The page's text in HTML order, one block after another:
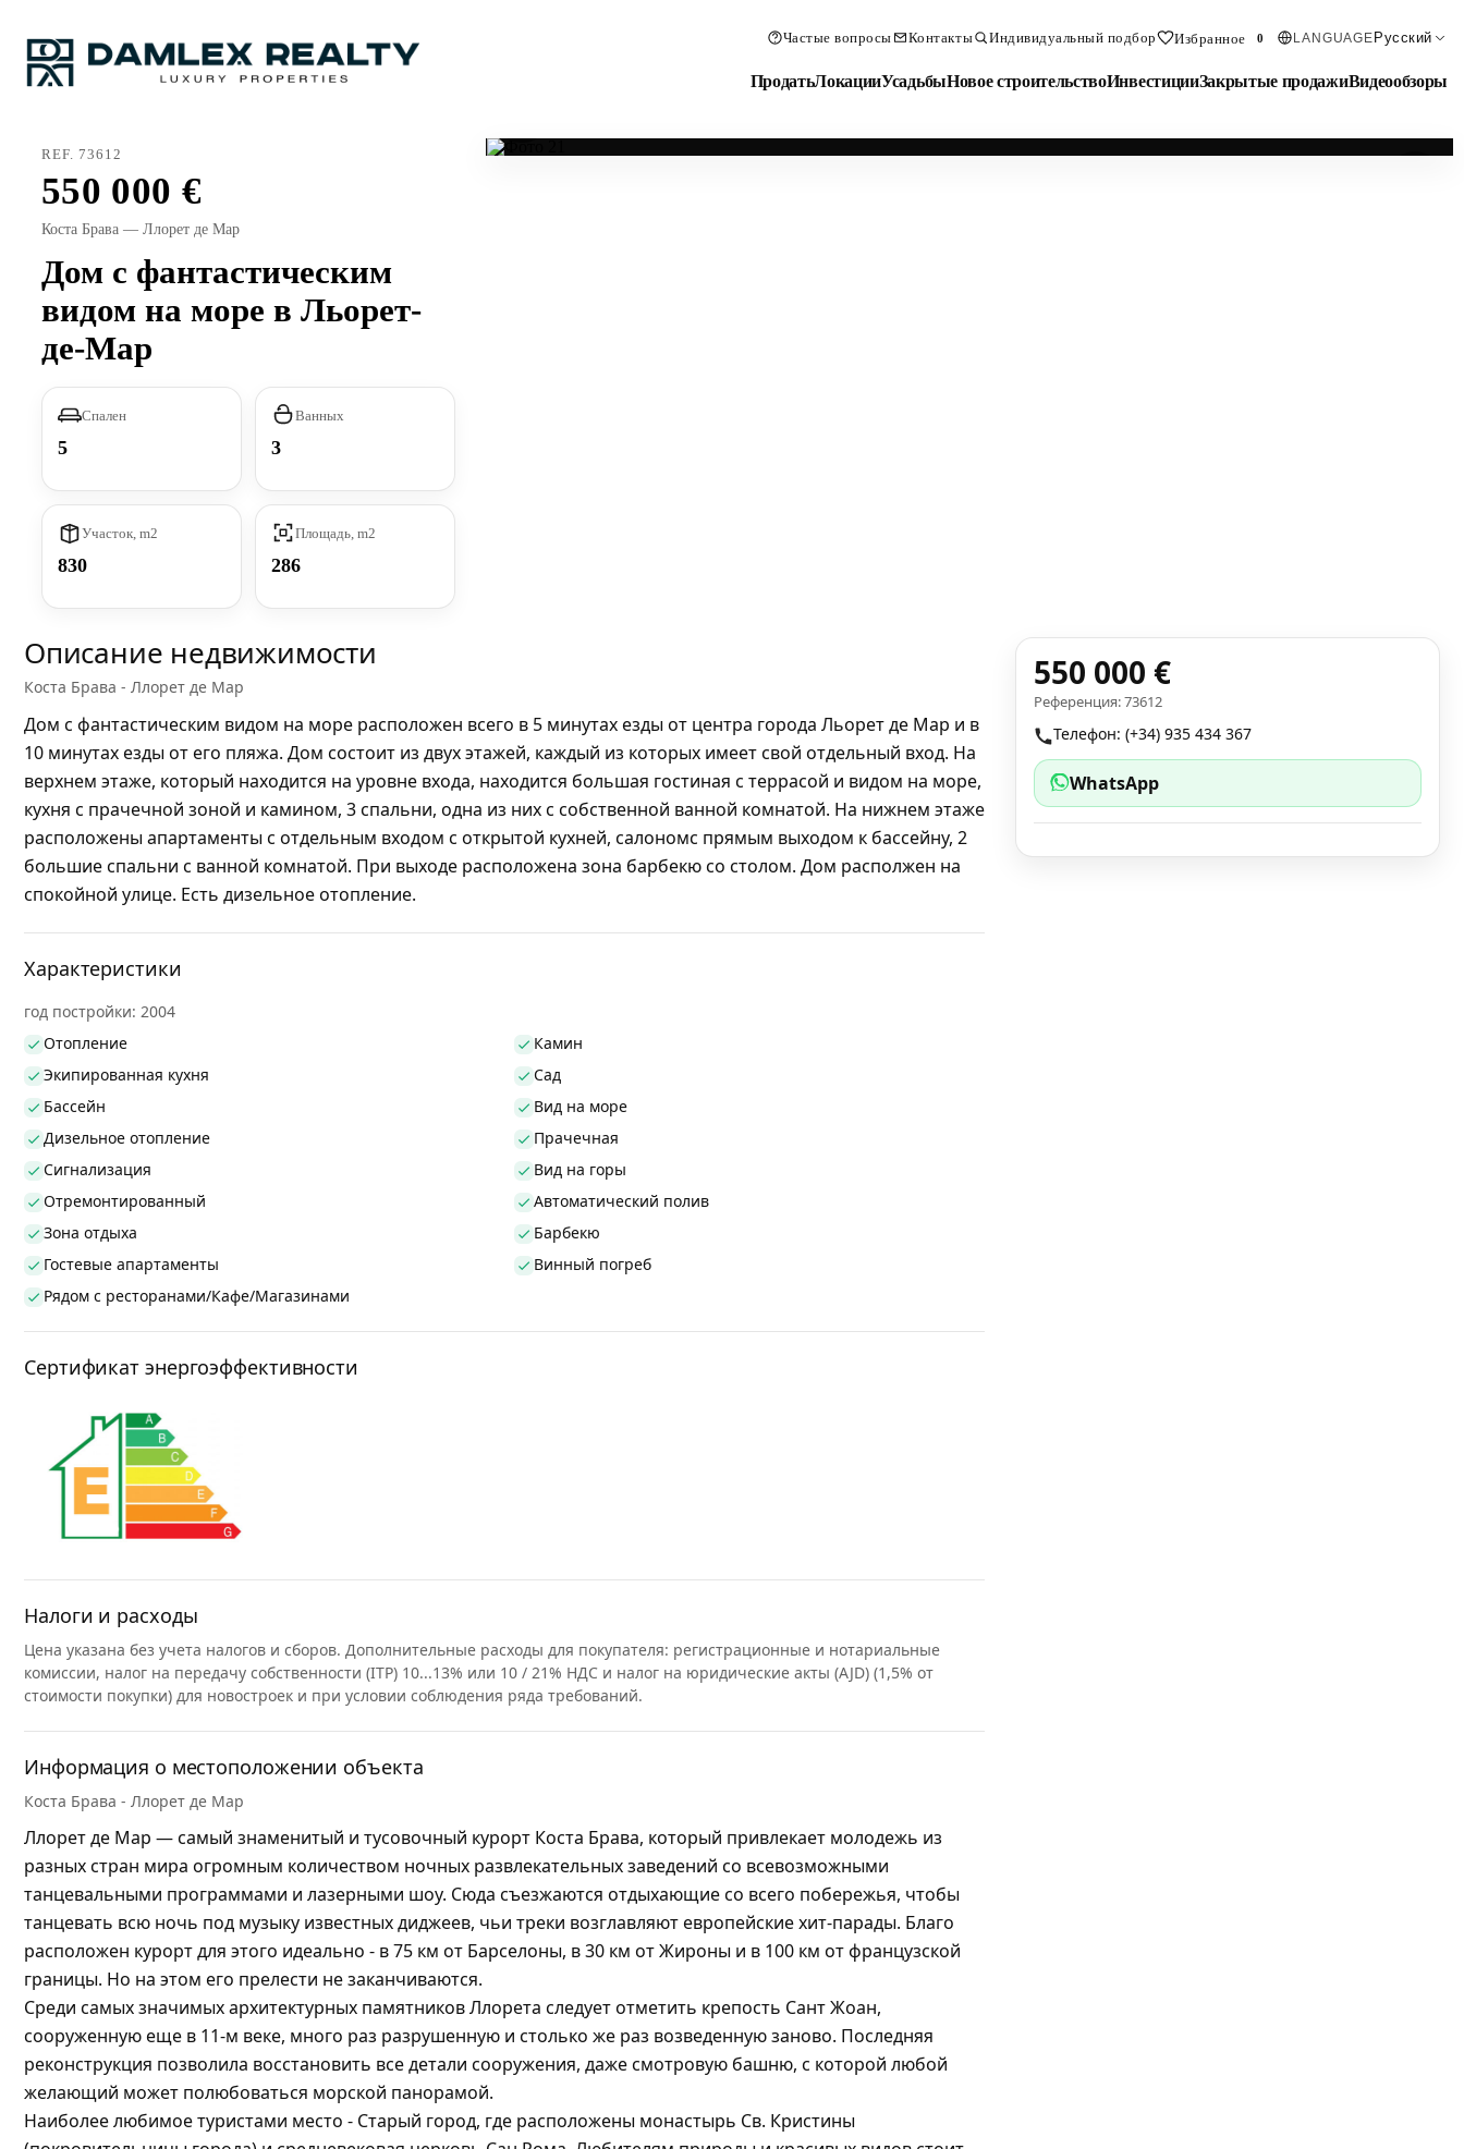
Частые вопросы Контакты Индивидуальный подбор Избранное 0 LANGUAGE Русский
ПродатьЛокацииУсадьбыНовое строительствоИнвестицииЗакрытые продажиВидеообзоры
REF. 73612
550 000
Коста Брава — Ллорет де Мар
Дом с фантастическим
видом на море в Льорет-
де-Мар
Спален
5
Ванных
3
Участок, m2
830
Площадь, m2
286
Описание недвижимости
Коста Брава - Ллорет де Мар
Дом с фантастическим видом на море расположен всего в 5 минутах езды от центра города Льорет де Мар и в
10 минутах езды от его пляжа. Дом состоит из двух этажей, каждый из которых имеет свой отдельный вход. На
верхнем этаже, который находится на уровне входа, находится большая гостиная с террасой и видом на море,
кухня с прачечной зоной и камином, 3 спальни, одна из них с собственной ванной комнатой. На нижнем этаже
расположены апартаменты с отдельным входом с открытой кухней, салономс прямым выходом к бассейну, 2
большие спальни с ванной комнатой. При выходе расположена зона барбекю со столом. Дом располжен на
спокойной улице. Есть дизельное отопление.
Характеристики
год постройки: 2004
Отопление
Камин
Экипированная кухня
Сад
Бассейн
Вид на море
Дизельное отопление
Прачечная
Сигнализация
Вид на горы
Отремонтированный
Автоматический полив
Зона отдыха
Барбекю
Гостевые апартаменты
Винный погреб
Рядом с ресторанами/Кафе/Магазинами
Сертификат энергоэффективности
Налоги и расходы
Цена указана без учета налогов и сборов. Дополнительные расходы для покупателя: регистрационные и нотариальные
комиссии, налог на передачу собственности (ITP) 10...13% или 10 / 21% НДС и налог на юридические акты (AJD) (1,5% от
стоимости покупки) для новостроек и при условии соблюдения ряда требований.
Информация о местоположении объекта
Коста Брава - Ллорет де Мар
Ллорет де Мар — самый знаменитый и тусовочный курорт Коста Брава, который привлекает молодежь из
разных стран мира огромным количеством ночных развлекательных заведений со всевозможными
танцевальными программами и лазерными шоу. Сюда съезжаются отдыхающие со всего побережья, чтобы
танцевать всю ночь под музыку известных диджеев, чьи треки возглавляют европейские хит-парады. Благо
расположен курорт для этого идеально - в 75 км от Барселоны, в 30 км от Жироны и в 100 км от французской
границы. Но на этом его прелести не заканчиваются.
Среди самых значимых архитектурных памятников Ллорета следует отметить крепость Сант Жоан,
сооруженную еще в 11-м веке, много раз разрушенную и столько же раз возведенную заново. Последняя
реконструкция позволила восстановить все детали сооружения, даже смотровую башню, с которой любой
желающий может полюбоваться морской панорамой.
Наиболее любимое туристами место - Старый город, где расположены монастырь Св. Кристины
550 000 €
Референция: 73612
Телефон: (+34) 935 434 367
WhatsApp